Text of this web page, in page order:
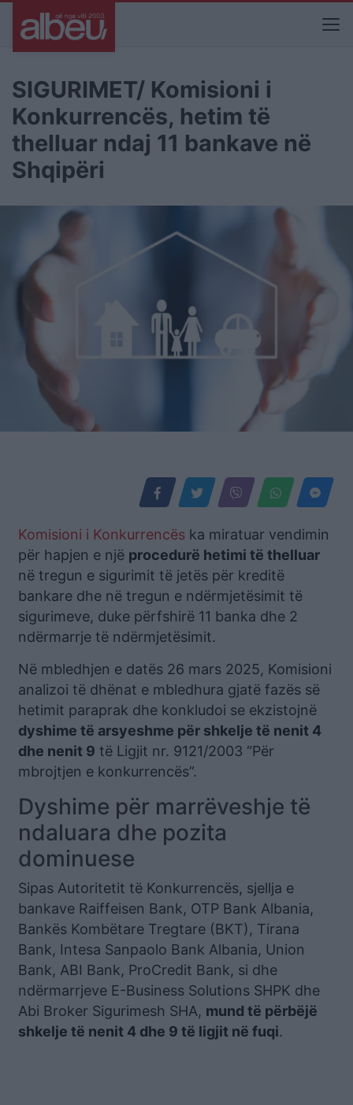
SIGURIMET/ Komisioni i
Konkurrencës, hetim të
thelluar ndaj 11 bankave në
Shqipëri
Komisioni i Konkurrencës ka miratuar vendimin
për hapjen e një procedurë hetimi të thelluar
në tregun e sigurimit të jetës për kreditë
bankare dhe në tregun e ndërmjetësimit të
sigurimeve, duke përfshirë 11 banka dhe 2
ndërmarrje të ndërmjetësimit.
Në mbledhjen e datës 26 mars 2025, Komisioni
analizoi të dhënat e mbledhura gjatë fazës së
hetimit paraprak dhe konkludoi se ekzistojnë
dyshime të arsyeshme për shkelje të nenit 4
dhe nenit 9 të Ligjit nr. 9121/2003 “Për
mbrojtjen e konkurrencës”.
Dyshime për marrëveshje të
ndaluara dhe pozita
dominuese
Sipas Autoritetit të Konkurrencës, sjellja e
bankave Raiffeisen Bank, OTP Bank Albania,
Bankës Kombëtare Tregtare (BKT), Tirana
Bank, Intesa Sanpaolo Bank Albania, Union
Bank, ABI Bank, ProCredit Bank, si dhe
ndërmarrjeve E-Business Solutions SHPK dhe
Abi Broker Sigurimesh SHA, mund të përbëjë
shkelje të nenit 4 dhe 9 të ligjit në fuqi.